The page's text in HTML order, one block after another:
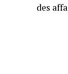
des